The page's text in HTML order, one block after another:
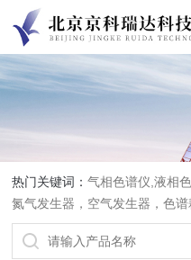
热门关键词：气相色谱仪,液相
氮气发生器，空气发生器，色
阀件、进样器、色谱担体），
计，原子吸收分光光度计，傅